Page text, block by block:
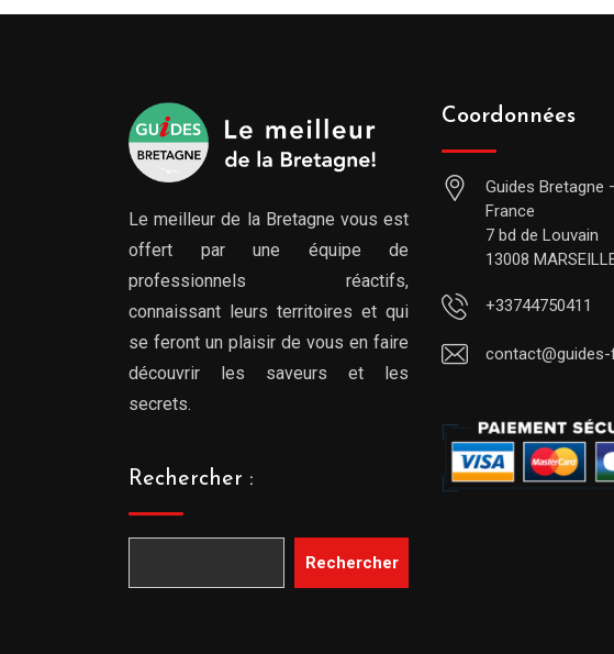
Le meilleur de la Bretagne vous est
offert par une équipe de
professionnels réactifs,
connaissant leurs territoires et qui
se feront un plaisir de vous en faire
découvrir les saveurs et les
secrets.
Rechercher :
Rechercher
Coordonnées
Guides Bretagne
France
7 bd de Louvain
13008
+33744750411